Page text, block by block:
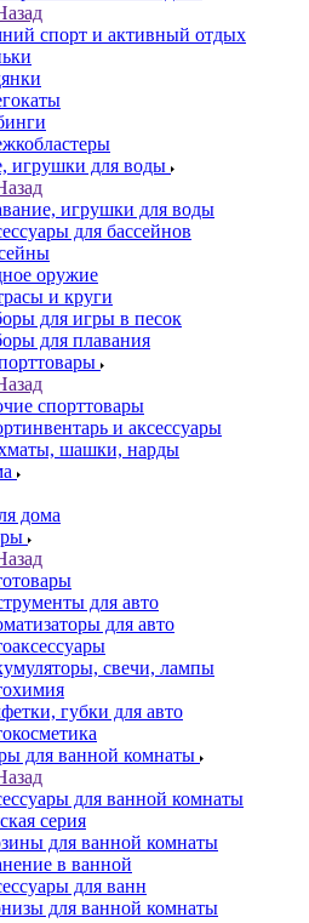
спорт и активный отдых
игрушки для воды
игрушки для воды
для бассейнов
оружие
и круги
для игры в песок
для плавания
спорттовары
и аксессуары
шашки, нарды
дома
для авто
для авто
свечи, лампы
губки для авто
для ванной комнаты
для ванной комнаты
серия
для ванной комнаты
в ванной
для ванн
для ванной комнаты